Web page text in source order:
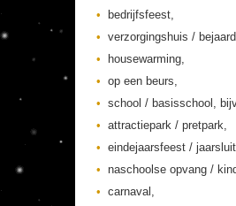
bedrijfsfeest,
verzorgingshuis /
housewarming,
op een beurs,
school / basisschool,
attractiepark / pretpark,
eindejaarsfeest /
naschoolse opvang /
carnaval,